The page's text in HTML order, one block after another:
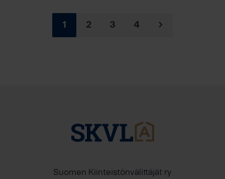
1 2 3 4
Suomen Kiinteistönvälittäjät ry